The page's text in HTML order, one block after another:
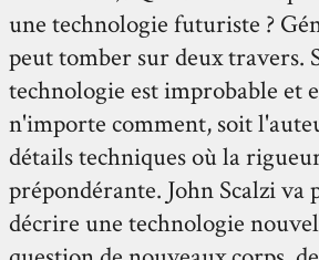
une technologie futuriste ?
peut tomber sur deux travers.
technologie est improbable et
n'importe comment, soit
détails techniques où la
prépondérante. John Scalzi va
décrire une technologie